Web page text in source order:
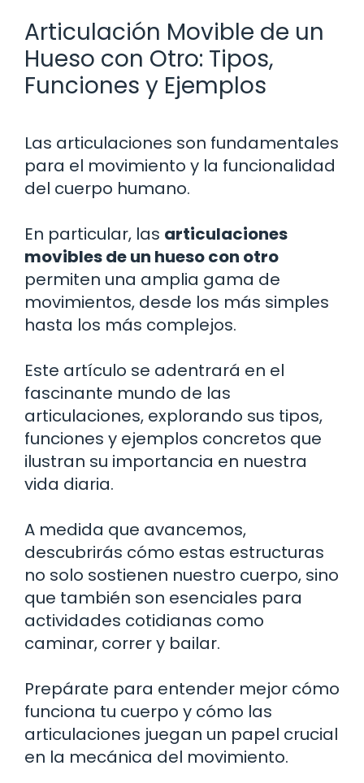
Articulación Movible de un
Hueso con Otro: Tipos,
Funciones y Ejemplos
Las articulaciones son fundamentales
para el movimiento y la funcionalidad
del cuerpo humano.
En particular, las articulaciones
movibles de un hueso con otro
permiten una amplia gama de
movimientos, desde los más simples
hasta los más complejos.
Este artículo se adentrará en el
fascinante mundo de las
articulaciones, explorando sus tipos,
funciones y ejemplos concretos que
ilustran su importancia en nuestra
vida diaria.
A medida que avancemos,
descubrirás cómo estas estructuras
no solo sostienen nuestro cuerpo, sino
que también son esenciales para
actividades cotidianas como
caminar, correr y bailar.
Prepárate para entender mejor cómo
funciona tu cuerpo y cómo las
articulaciones juegan un papel crucial
en la mecánica del movimiento.